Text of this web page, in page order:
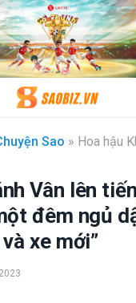
Sao » Hoa hậu Khánh Vân lên tiếng về
Vân lên
đêm ngủ
xe mới”